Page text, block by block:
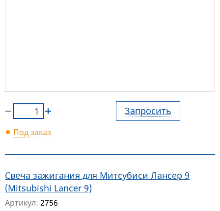
Запросить
Под заказ
Свеча зажигания для Митсубиси Лансер 9
(Mitsubishi Lancer 9)
Артикул: 2756